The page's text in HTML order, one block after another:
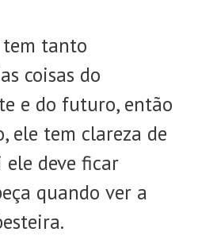
tem tanto
coisas do
e do futuro, então
ele tem clareza de
deve ficar
quando ver a